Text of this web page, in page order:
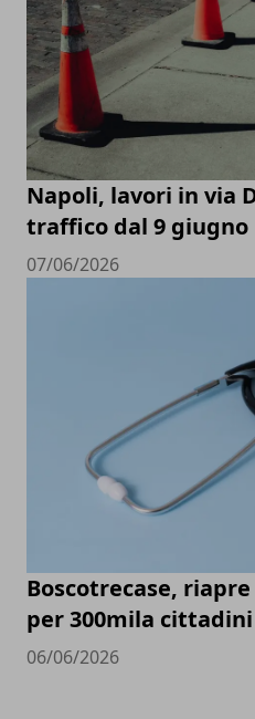
Napoli, lavori in via
traffico dal 9 giugno
07/06/2026
Boscotrecase,
per 300mila cittadini
06/06/2026